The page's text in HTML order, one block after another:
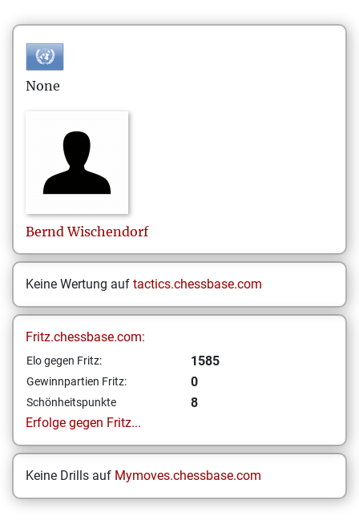
None
Bernd Wischendorf
Keine Wertung auf tactics.chessbase.com
Fritz.chessbase.com:
Elo gegen Fritz: 1585
Gewinnpartien Fritz: 0
Schönheitspunkte
8
Erfolge gegen Fritz...
Keine Drills auf Mymoves.chessbase.com